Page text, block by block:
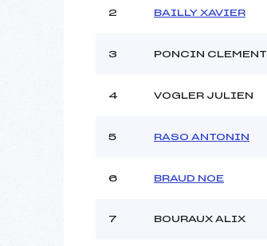
MANCHE 1
Heure de départ :
Ouvreurs A :
Météo :
2 BAILLY XAVIER
3 PONCIN CLEMENT
4 VOGLER JULIEN
5 RASO ANTONIN
6 BRAUD NOE
7 BOURAUX ALIX